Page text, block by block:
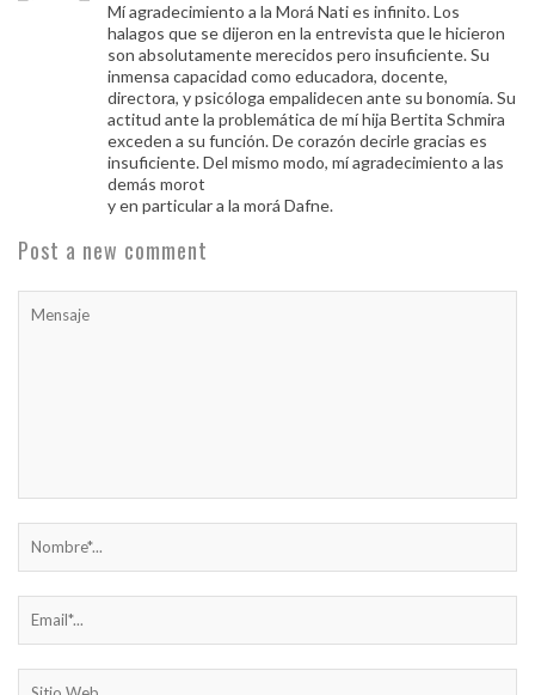
Mí agradecimiento a la Morá Nati es infinito. Los
halagos que se dijeron en la entrevista que le hicieron
son absolutamente merecidos pero insuficiente. Su
inmensa capacidad como educadora, docente,
directora, y psicóloga empalidecen ante su bonomía. Su
actitud ante la problemática de mí hija Bertita Schmira
exceden a su función. De corazón decirle gracias es
insuficiente. Del mismo modo, mí agradecimiento a las
demás morot
y en particular a la morá Dafne.
Post a new comment